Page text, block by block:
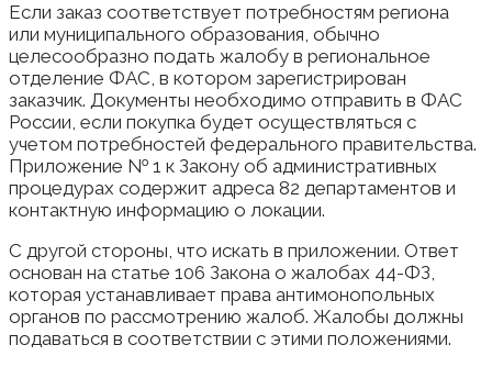
Если заказ соответствует потребностям региона
или муниципального образования, обычно
целесообразно подать жалобу в региональное
отделение ФАС, в котором зарегистрирован
заказчик. Документы необходимо отправить в ФАС
России, если покупка будет осуществляться с
учетом потребностей федерального правительства.
Приложение № 1 к Закону об административных
процедурах содержит адреса 82 департаментов и
контактную информацию о локации.
С другой стороны, что искать в приложении. Ответ
основан на статье 106 Закона о жалобах 44-ФЗ,
которая устанавливает права антимонопольных
органов по рассмотрению жалоб. Жалобы должны
подаваться в соответствии с этими положениями.